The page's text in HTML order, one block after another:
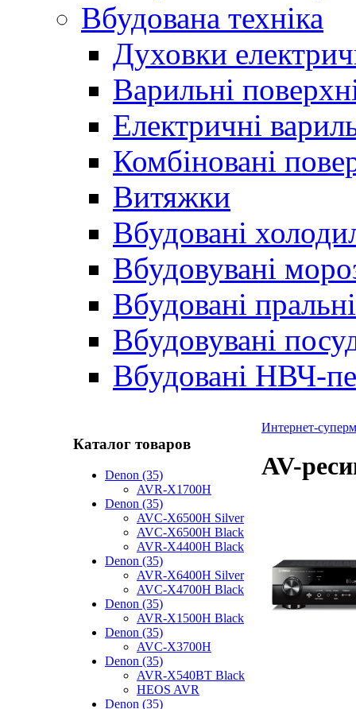
Вбудована техніка
Духовки
Варильні
Електричні
Комбіновані
Витяжки
Вбудовані
Вбудовувані
Вбудовані
Вбудовувані
Вбудовані НВЧ-
Каталог товаров
Denon (35)
AVR-X1700H
Denon (35)
AVC-X6500H Silver
AVC-X6500H Black
AVR-X4400H Black
Denon (35)
AVR-X6400H Silver
AVC-X4700H Black
Denon (35)
AVR-X1500H Black
Denon (35)
AVC-X3700H
Denon (35)
AVR-X540BT Black
HEOS AVR
Denon (35)
Интернет-
AV-